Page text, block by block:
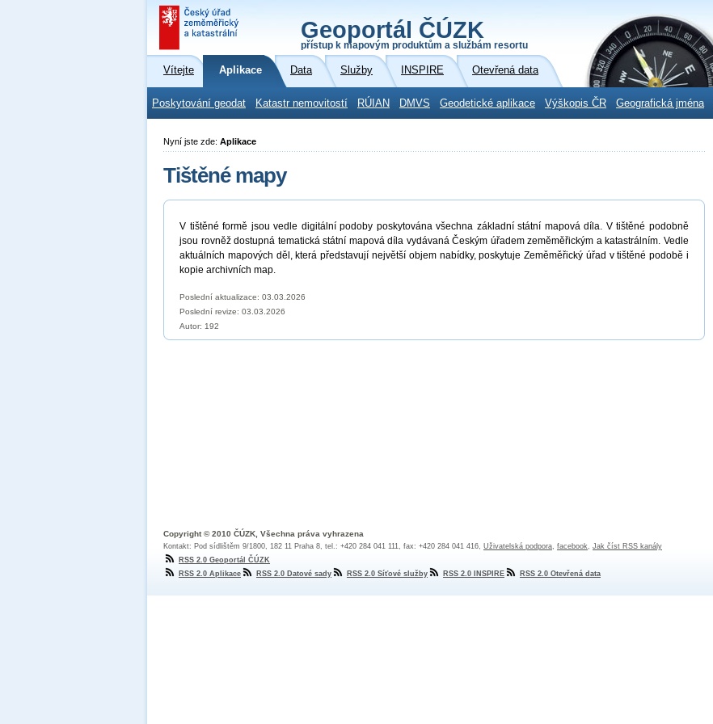
Geoportál ČÚZK
přístup k mapovým produktům a službám resortu
Vítejte Aplikace Data Služby INSPIRE Otevřená data
Poskytování geodat Katastr nemovitostí RÚIAN DMVS Geodetické aplikace Výškopis ČR Geografická jména
Nyní jste zde: Aplikace
Tištěné mapy
V tištěné formě jsou vedle digitální podoby poskytována všechna základní státní mapová díla. V tištěné podobně
jsou rovněž dostupná tematická státní mapová díla vydávaná Českým úřadem zeměměřickým a katastrálním. Vedle
aktuálních mapových děl, která představují největší objem nabídky, poskytuje Zeměměřický úřad v tištěné podobě i
kopie archivních map.
Poslední aktualizace: 03.03.2026
Poslední revize: 03.03.2026
Autor: 192
Copyright © 2010 ČÚZK, Všechna práva vyhrazena
Kontakt: Pod sídlištěm 9/1800, 182 11 Praha 8, tel.: +420 284 041 111, fax: +420 284 041 416, Uživatelská podpora, facebook, Jak číst RSS kanály
RSS 2.0 Geoportál ČÚZK
RSS 2.0 Aplikace
RSS 2.0 Datové sady RSS 2.0 Síťové služby RSS 2.0 INSPIRE RSS 2.0 Otevřená data